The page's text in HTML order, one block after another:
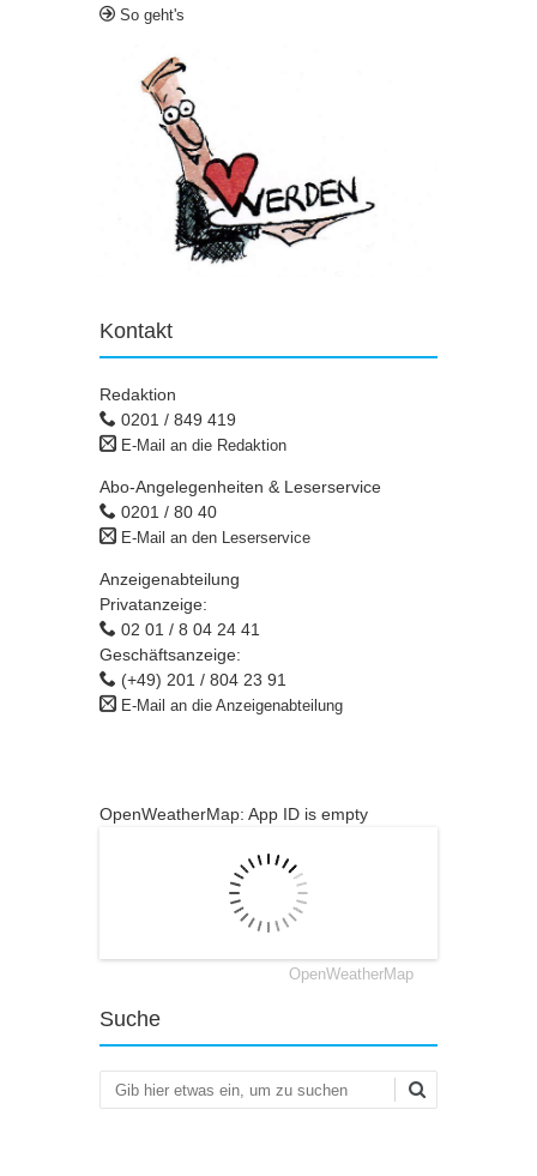
So geht's
Kontakt
Redaktion
0201 / 849 419
E-Mail an die Redaktion
Abo-Angelegenheiten & Leserservice
0201 / 80 40
E-Mail an den Leserservice
Anzeigenabteilung
Privatanzeige:
02 01 / 8 04 24 41
Geschäftsanzeige:
(+49) 201 / 804 23 91
E-Mail an die Anzeigenabteilung
OpenWeatherMap: App ID is empty
OpenWeatherMap
Suche
Suchen